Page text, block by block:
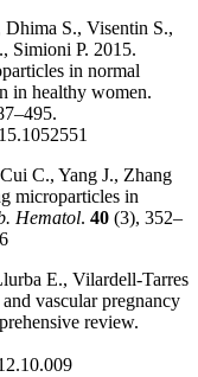
S., Visentin S.,
Simioni P. 2015.
in normal
in healthy women.
C., Yang J., Zhang
microparticles in
Hematol. 40 (3), 352–
E., Vilardell-Tarres
vascular pregnancy
review.